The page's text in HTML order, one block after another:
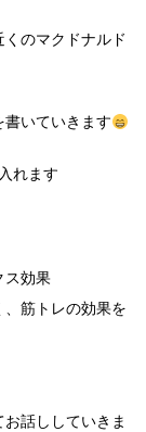
のマクドナルド
書いていきます
れます
ス効果
、筋トレの効果を
話ししていきま